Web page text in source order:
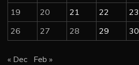
19
20 21 22 23
26
27 28 29 30
« Dec Feb »